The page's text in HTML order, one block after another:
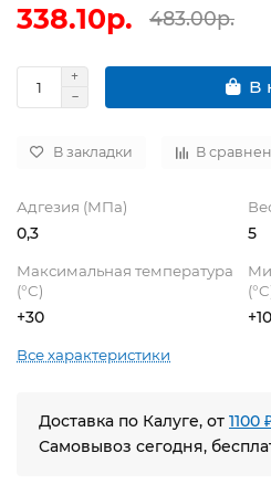
338.10р. 483.00р.
В
В закладки В
Адгезия (МПа)
0,3 5
Максимальная температура
(°C)
+30 +10
Все характеристики
Доставка по Калуге, от 1100
Самовывоз сегодня,